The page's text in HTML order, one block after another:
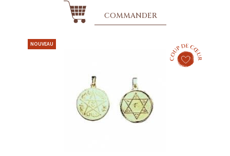
COMMANDER
NOUVEAU